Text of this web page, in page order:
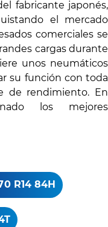
fabricante japonés,
el mercado
comerciales se
cargas durante
unos neumáticos
su función con toda
de rendimiento. En
los mejores
R14 84H